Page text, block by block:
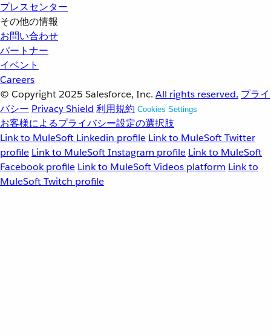
プレスセンター
その他の情報
お問い合わせ
パートナー
イベント
Careers
© Copyright 2025 Salesforce, Inc. All rights reserved. プライ
バシー Privacy Shield 利用規約 Cookies Settings
お客様によるプライバシー設定の選択肢
Link to MuleSoft Linkedin profile Link to MuleSoft Twitter
profile Link to MuleSoft Instagram profile Link to MuleSoft
Facebook profile Link to MuleSoft Videos platform Link to
MuleSoft Twitch profile